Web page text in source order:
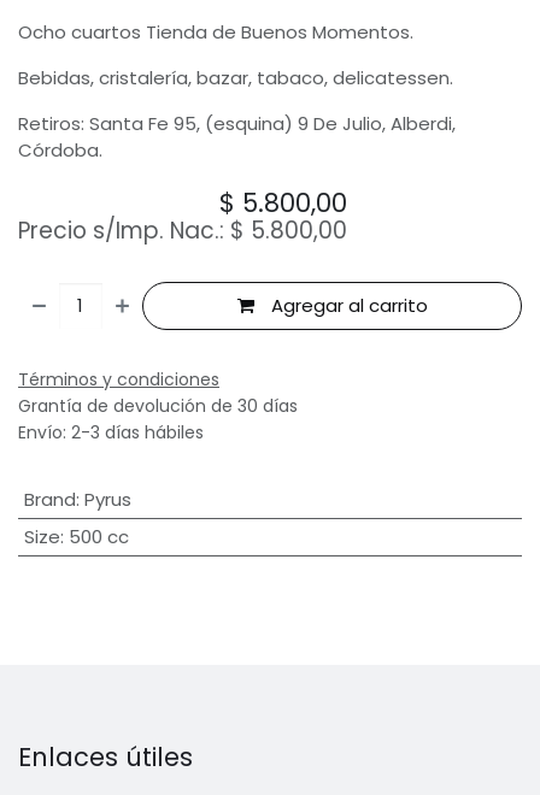
Ocho cuartos Tienda de Buenos Momentos.
Bebidas, cristalería, bazar, tabaco, delicatessen.
Retiros: Santa Fe 95, (esquina) 9 De Julio, Alberdi,
Córdoba.
$ 5.800,00
Precio s/Imp. Nac.: $ 5.800,00
Agregar al carrito
Términos y condiciones
Grantía de devolución de 30 días
Envío: 2-3 días hábiles
Brand: Pyrus
Size: 500 cc
Enlaces útiles